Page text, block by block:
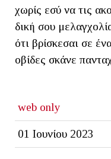
χωρίς εσύ να τις
δική σου
ότι βρίσκεσαι σε
οβίδες σκάνε
web only
01 Ιουνίου 2023